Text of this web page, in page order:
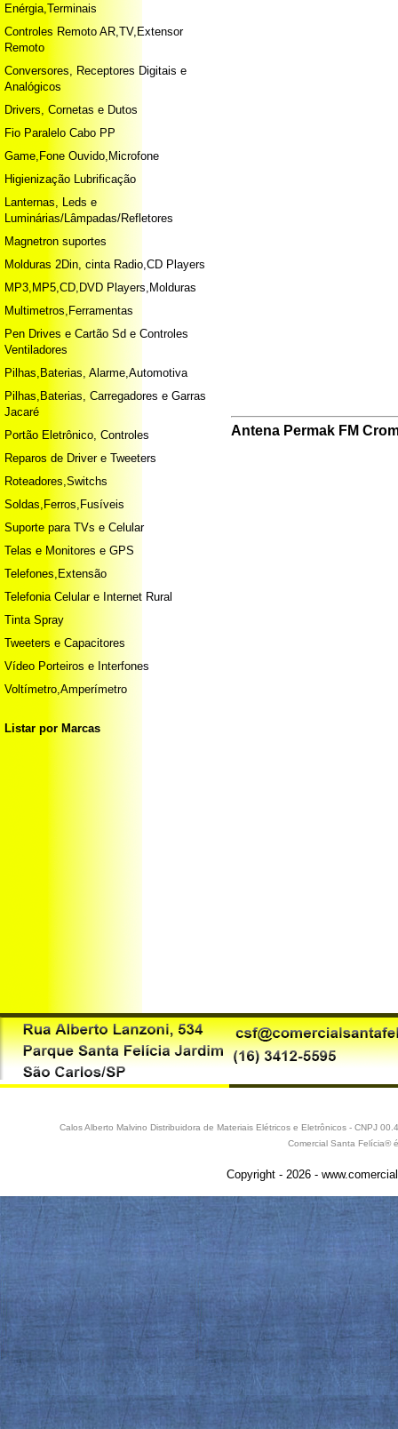
Enérgia,Terminais
Controles Remoto AR,TV,Extensor
Remoto
Conversores, Receptores Digitais e
Analógicos
Drivers, Cornetas e Dutos
Fio Paralelo Cabo PP
Game,Fone Ouvido,Microfone
Higienização Lubrificação
Lanternas, Leds e
Luminárias/Lâmpadas/Refletores
Magnetron suportes
Molduras 2Din, cinta Radio,CD Players
MP3,MP5,CD,DVD Players,Molduras
Multimetros,Ferramentas
Pen Drives e Cartão Sd e Controles
Ventiladores
Pilhas,Baterias, Alarme,Automotiva
Pilhas,Baterias, Carregadores e Garras
Jacaré
Portão Eletrônico, Controles
Reparos de Driver e Tweeters
Roteadores,Switchs
Soldas,Ferros,Fusíveis
Suporte para TVs e Celular
Telas e Monitores e GPS
Telefones,Extensão
Telefonia Celular e Internet Rural
Tinta Spray
Tweeters e Capacitores
Vídeo Porteiros e Interfones
Voltímetro,Amperímetro
Listar por Marcas
Antena Permak FM
Calos Alberto Malvino Distribuidora de Materiais Elétricos e Eletrônicos - CNPJ
Comercial Santa Felícia®
Copyright - 2026 -